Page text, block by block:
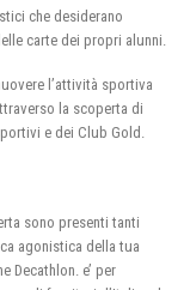
che desiderano
carte dei propri alunni.
l’attività sportiva
la scoperta di
e dei Club Gold.
sono presenti tanti
agonistica della tua
Decathlon. e’ per